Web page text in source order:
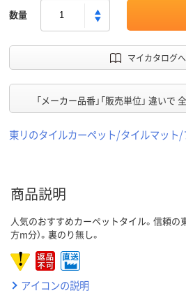
数量
マイカタログ
「メーカー品番」「販売単位」 違いで 全
東リのタイルカーペット/タイルマット
商品説明
人気のおすすめカーペットタイル。信頼の
方m分）。裏のり無し。
アイコンの説明